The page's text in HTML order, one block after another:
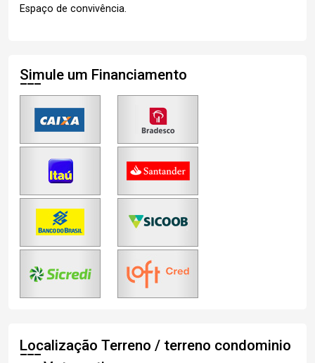
Espaço de convivência.
Simule um Financiamento
Localização Terreno / terreno condominio